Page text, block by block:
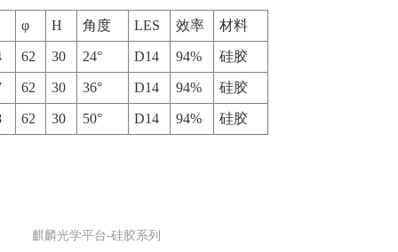
φ H 角度 LES 效率 材料
62 30 24° D14 94% 硅胶
62 30 36° D14 94% 硅胶
62 30 50° D14 94% 硅胶
麒麟光学平台-硅胶系列